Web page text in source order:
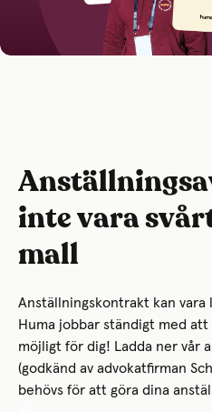
inte vara
mall
Anställningskontrakt kan
Huma jobbar ständigt med
möjligt för dig! Ladda ner vår
(godkänd av advokatfirman
behövs för att göra dina